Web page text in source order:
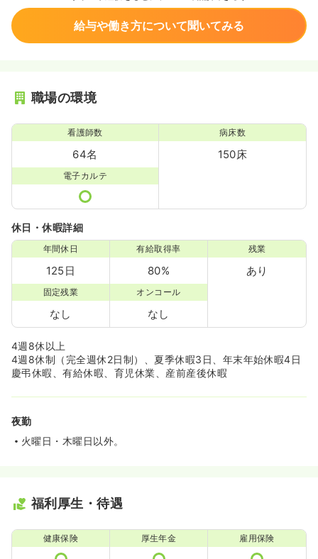
給与や働き方について聞いてみる
職場の環境
看護師数
64名
病床数
150床
電子カルテ
休日・休暇詳細
年間休日
125日
有給取得率
80%
残業
あり
固定残業
なし
オンコール
なし
4週8休以上
4週8休制（完全週休2日制）、夏季休暇3日、年末年始休暇4日
慶弔休暇、有給休暇、育児休業、産前産後休暇
夜勤
火曜日・木曜日以外。
福利厚生・待遇
健康保険 厚生年金 雇用保険